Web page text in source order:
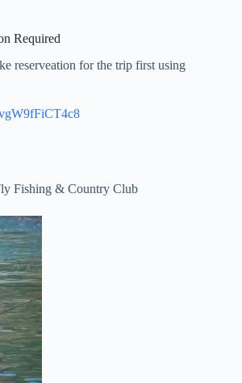
Required
reserveation for the trip first using
Fishing & Country Club